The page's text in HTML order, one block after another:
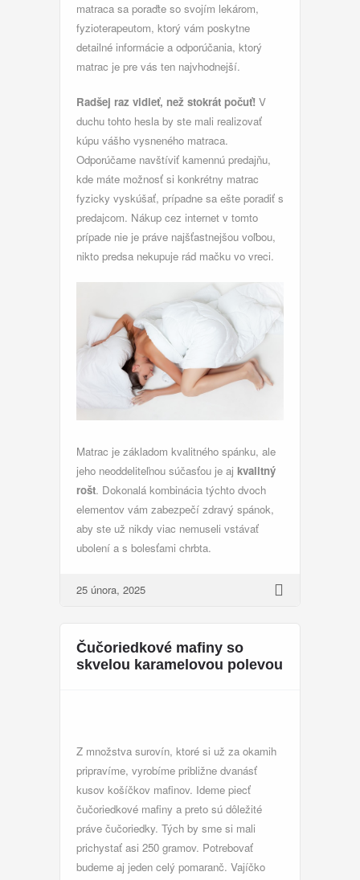
matraca sa poraďte so svojím lekárom,
fyzioterapeutom, ktorý vám poskytne
detailné informácie a odporúčania, ktorý
matrac je pre vás ten najvhodnejší.
Radšej raz vidieť, než stokrát počuť! V
duchu tohto hesla by ste mali realizovať
kúpu vášho vysneného matraca.
Odporúčame navštíviť kamennú predajňu,
kde máte možnosť si konkrétny matrac
fyzicky vyskúšať, prípadne sa ešte poradiť s
predajcom. Nákup cez internet v tomto
prípade nie je práve najšťastnejšou voľbou,
nikto predsa nekupuje rád mačku vo vreci.
Matrac je základom kvalitného spánku, ale
jeho neoddeliteľnou súčasťou je aj kvalitný
rošt. Dokonalá kombinácia týchto dvoch
elementov vám zabezpečí zdravý spánok,
aby ste už nikdy viac nemuseli vstávať
ubolení a s bolesťami chrbta.
25 února, 2025
Čučoriedkové mafiny so
skvelou karamelovou polevou
Z množstva surovín, ktoré si už za okamih
pripravíme, vyrobíme približne dvanásť
kusov košíčkov mafinov. Ideme piecť
čučoriedkové mafiny a preto sú dôležité
práve čučoriedky. Tých by sme si mali
prichystať asi 250 gramov. Potrebovať
budeme aj jeden celý pomaranč. Vajíčko